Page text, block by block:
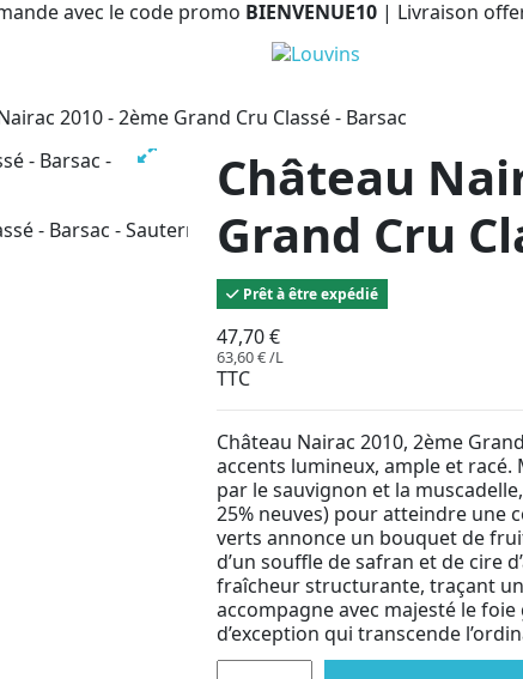
avec le code promo BIENVENUE10 | Livraison
2010 - 2ème Grand Cru Classé - Barsac
Château
Grand Cru
Prêt à être expédié
47,70 €
63,60 € /L
TTC
Château Nairac 2010, 2ème
accents lumineux, ample et
par le sauvignon et la
25% neuves) pour atteindre une
verts annonce un bouquet de
d’un souffle de safran et de cire
fraîcheur structurante, traçant
accompagne avec majesté le
d’exception qui transcende